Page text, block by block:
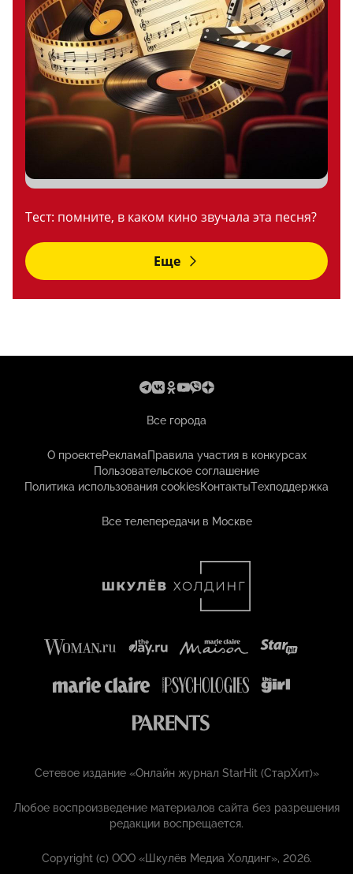
Тест: помните, в каком кино звучала эта песня?
Еще
Все города
О проектеРекламаПравила участия в конкурсах
Пользовательское соглашение
Политика использования cookiesКонтактыТехподдержка
Все телепередачи в Москве
Сетевое издание «Онлайн журнал StarHit (СтарХит)»
Любое воспроизведение материалов сайта без разрешения
редакции воспрещается.
Copyright (с) ООО «Шкулёв Медиа Холдинг», 2026.